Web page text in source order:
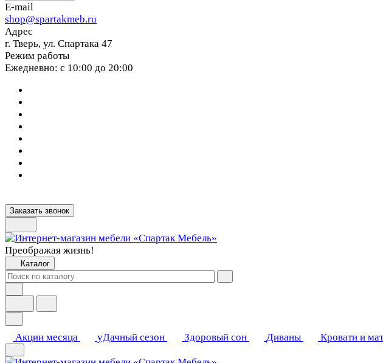
E-mail
shop@spartakmeb.ru
Адрес
г. Тверь, ул. Спартака 47
Режим работы
Ежедневно: с 10:00 до 20:00
Заказать звонок
Преображая жизнь!
Каталог
Акции месяца уДачный сезон Здоровый сон Диваны Кровати и